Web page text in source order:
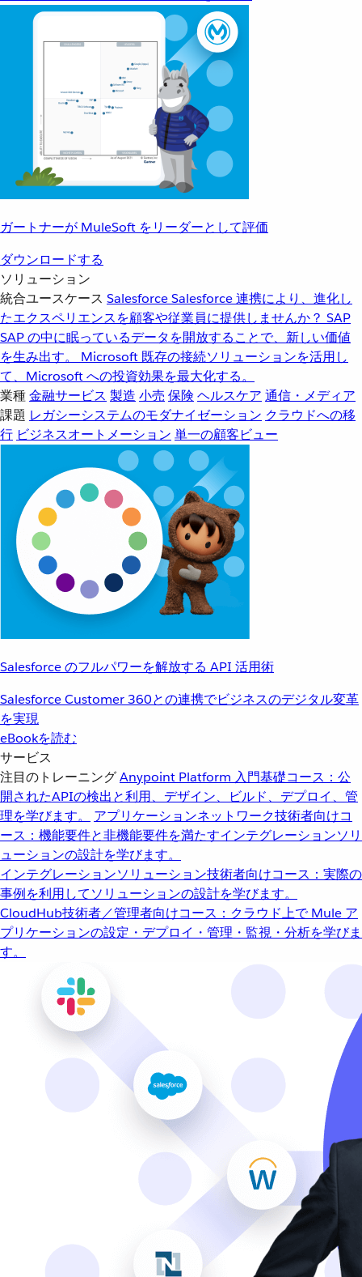
ガートナーが MuleSoft をリーダーとして評価
ダウンロードする
ソリューション
統合ユースケース SalesforceSalesforce 連携により、進化し
たエクスペリエンスを顧客や従業員に提供しませんか？ SAP
SAP の中に眠っているデータを開放することで、新しい価値
を生み出す。
Microsoft 既存の接続ソリューションを活用し
て、Microsoft への投資効果を最大化する。
業種金融サービス 製造 小売 保険 ヘルスケア 通信・メディア
課題 レガシーシステムのモダナイゼーション クラウドへの移
行 ビジネスオートメーション 単一の顧客ビュー
Salesforce のフルパワーを解放する API 活用術
Salesforce Customer 360との連携でビジネスのデジタル変革
を実現
eBookを読む
サービス
注目のトレーニングAnypoint Platform 入門基礎コース：公
開されたAPIの検出と利用、デザイン、ビルド、デプロイ、管
理を学びます。
アプリケーションネットワーク技術者向けコ
ース：機能要件と非機能要件を満たすインテグレーションソリ
ューションの設計を学びます。
インテグレーションソリューション技術者向けコース：実際の
事例を利用してソリューションの設計を学びます。
CloudHub技術者／管理者向けコース：クラウド上で Mule ア
プリケーションの設定・デプロイ・管理・監視・分析を学びま
す。